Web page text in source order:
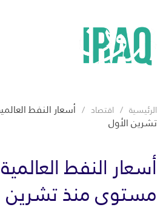
الرئيسية اقتصاد أسعار النفط
تشرين الأول
أسعار النفط
مستوى منذ تشرين